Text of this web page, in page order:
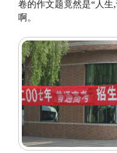
卷的作文题竟然是“人
啊。